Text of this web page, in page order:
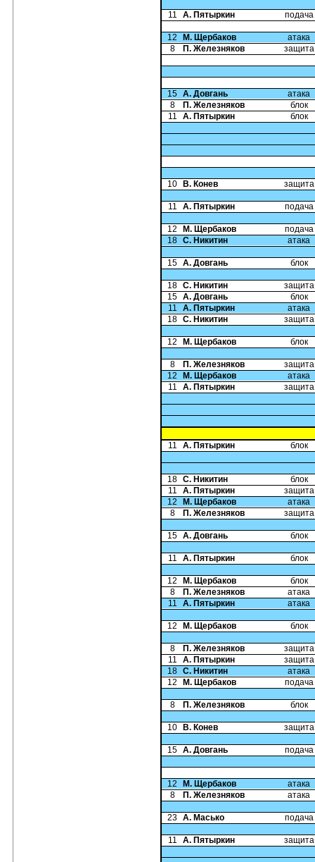
11 А. Пятыркин подача
12 М. Щербаков
атака
8
П. Железняков защита
15 А. Довгань
атака
8
П. Железняков
блок
11
А. Пятыркин блок
10 В. Конев защита
11 А. Пятыркин подача
12 М. Щербаков
подача
18 С. Никитин атака
15 А. Довгань блок
18 С. Никитин
защита
15 А. Довгань
блок
11
А. Пятыркин
атака
18 С. Никитин защита
12 М. Щербаков блок
8 П. Железняков
защита
12
М. Щербаков
атака
11
А. Пятыркин защита
11 А. Пятыркин блок
18 С. Никитин
блок
11
А. Пятыркин
защита
12
М. Щербаков
атака
8
П. Железняков защита
15 А. Довгань блок
11 А. Пятыркин блок
12 М. Щербаков
блок
8
П. Железняков
атака
11
А. Пятыркин атака
12 М. Щербаков блок
8 П. Железняков
защита
11
А. Пятыркин
защита
18 С. Никитин
атака
12
М. Щербаков подача
8 П. Железняков блок
10 В. Конев защита
15 А. Довгань подача
12 М. Щербаков
атака
8
П. Железняков атака
23 А. Масько подача
11 А. Пятыркин защита